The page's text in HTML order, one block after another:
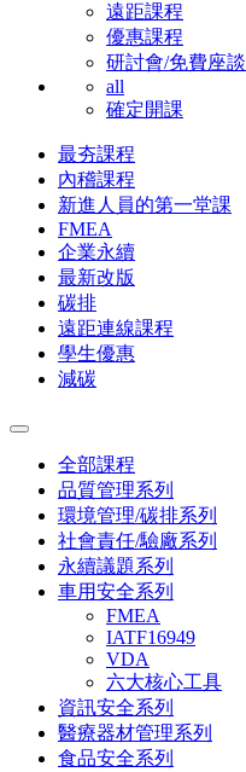
遠距課程
優惠課程
研討會/免費座談
all
確定開課
最夯課程
內稽課程
新進人員的第一堂課
FMEA
企業永續
最新改版
碳排
遠距連線課程
學生優惠
減碳
全部課程
品質管理系列
環境管理/碳排系列
社會責任/驗廠系列
永續議題系列
車用安全系列
FMEA
IATF16949
VDA
六大核心工具
資訊安全系列
醫療器材管理系列
食品安全系列